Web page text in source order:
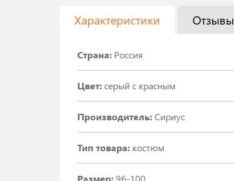
Характеристики Отзывы
Страна: Россия
Цвет:серый с красным
Производитель:Сириус
Тип товара: костюм
Размер:96-100